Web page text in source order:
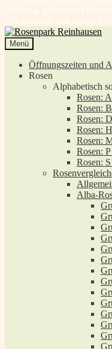
Achtung, geänderte
Uhr geöffnet und vom 03.-
Zur
Navigation
springen
Zum
Inhalt
springen
Menü
Öffnungszeiten und
Rosen
Alphabetisch
Rosen: A
Rosen:
Rosen:
Rosen:
Rosen:
Rosen:
Rosen:
Alba-